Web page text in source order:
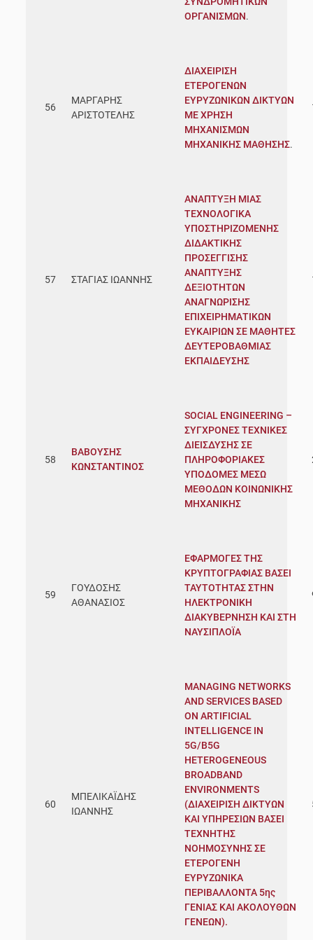
ΟΡΓΑΝΙΣΜΩΝ.
56
ΜΑΡΓΑΡΗΣ
ΑΡΙΣΤΟΤΕΛΗΣ
ΔΙΑΧΕΙΡΙΣΗ
ΕΤΕΡΟΓΕΝΩΝ
ΕΥΡΥΖΩΝΙΚΩΝ ΔΙΚΤΥΩΝ
ΜΕ ΧΡΗΣΗ
ΜΗΧΑΝΙΣΜΩΝ
ΜΗΧΑΝΙΚΗΣ ΜΑΘΗΣΗΣ.
57 ΣΤΑΓΙΑΣ ΙΩΑΝΝΗΣ
ΑΝΑΠΤΥΞΗ ΜΙΑΣ
ΤΕΧΝΟΛΟΓΙΚΑ
ΥΠΟΣΤΗΡΙΖΟΜΕΝΗΣ
ΔΙΔΑΚΤΙΚΗΣ
ΠΡΟΣΕΓΓΙΣΗΣ
ΑΝΑΠΤΥΞΗΣ
ΔΕΞΙΟΤΗΤΩΝ
ΑΝΑΓΝΩΡΙΣΗΣ
ΕΠΙΧΕΙΡΗΜΑΤΙΚΩΝ
ΕΥΚΑΙΡΙΩΝ ΣΕ ΜΑΘΗΤΕΣ
ΔΕΥΤΕΡΟΒΑΘΜΙΑΣ
ΕΚΠΑΙΔΕΥΣΗΣ
58
ΒΑΒΟΥΣΗΣ
ΚΩΝΣΤΑΝΤΙΝΟΣ
SOCIAL ENGINEERING –
ΣΥΓΧΡΟΝΕΣ ΤΕΧΝΙΚΕΣ
ΔΙΕΙΣΔΥΣΗΣ ΣΕ
ΠΛΗΡΟΦΟΡΙΑΚΕΣ
ΥΠΟΔΟΜΕΣ ΜΕΣΩ
ΜΕΘΟΔΩΝ ΚΟΙΝΩΝΙΚΗΣ
ΜΗΧΑΝΙΚΗΣ
59
ΓΟΥΔΟΣΗΣ
ΑΘΑΝΑΣΙΟΣ
ΕΦΑΡΜΟΓΕΣ ΤΗΣ
ΚΡΥΠΤΟΓΡΑΦΙΑΣ ΒΑΣΕΙ
ΤΑΥΤΟΤΗΤΑΣ ΣΤΗΝ
ΗΛΕΚΤΡΟΝΙΚΗ
ΔΙΑΚΥΒΕΡΝΗΣΗ ΚΑΙ ΣΤΗ
ΝΑΥΣΙΠΛΟΪΑ
60
ΜΠΕΛΙΚΑΪΔΗΣ
ΙΩΑΝΝΗΣ
MANAGING NETWORKS
AND SERVICES BASED
ON ARTIFICIAL
INTELLIGENCE IN
5G/B5G
HETEROGENEOUS
BROADBAND
ENVIRONMENTS
(ΔΙΑΧΕΙΡΙΣΗ ΔΙΚΤΥΩΝ
ΚΑΙ ΥΠΗΡΕΣΙΩΝ ΒΑΣΕΙ
ΤΕΧΝΗΤΗΣ
ΝΟΗΜΟΣΥΝΗΣ ΣΕ
ΕΤΕΡΟΓΕΝΗ
ΕΥΡΥΖΩΝΙΚΑ
ΠΕΡΙΒΑΛΛΟΝΤΑ 5ης
ΓΕΝΙΑΣ ΚΑΙ ΑΚΟΛΟΥΘΩΝ
ΓΕΝΕΩΝ).